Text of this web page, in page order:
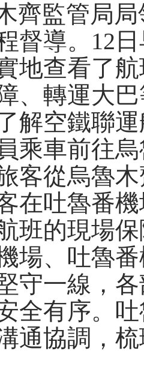
齊監管局
督導。12
地查看了
、轉運大
解空鐵聯
乘車前往
客從烏魯
在吐魯番
班的現場
場、吐魯
守一線，
全有序。
通協調，